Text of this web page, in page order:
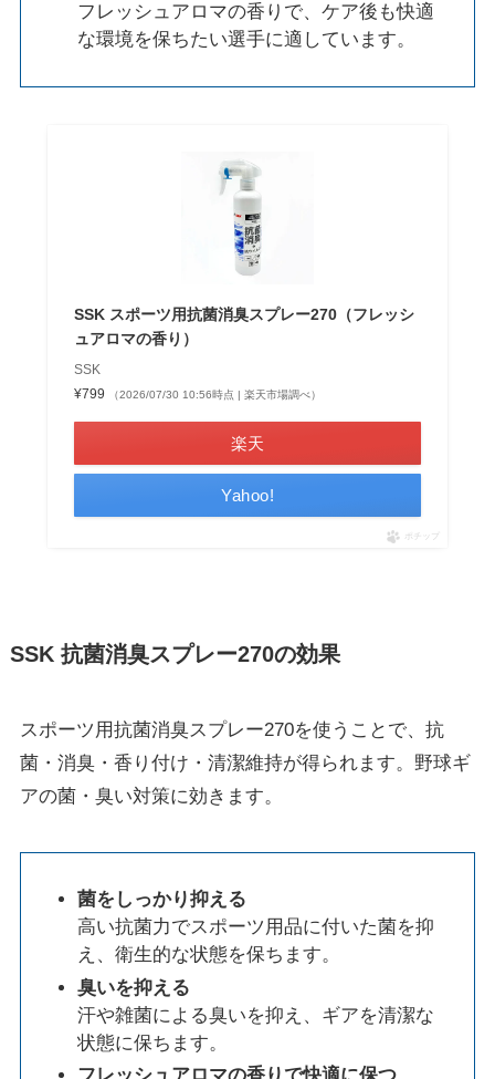
フレッシュアロマの香りで、ケア後も快適
な環境を保ちたい選手に適しています。
SSK スポーツ用抗菌消臭スプレー270（フレッシ
ュアロマの香り）
SSK
¥799
（2026/07/30 10:56時点 | 楽天市場調べ）
楽天
Yahoo!
ポチップ
SSK 抗菌消臭スプレー270の効果
スポーツ用抗菌消臭スプレー270を使うことで、抗
菌・消臭・香り付け・清潔維持が得られます。野球ギ
アの菌・臭い対策に効きます。
菌をしっかり抑える
高い抗菌力でスポーツ用品に付いた菌を抑
え、衛生的な状態を保ちます。
臭いを抑える
汗や雑菌による臭いを抑え、ギアを清潔な
状態に保ちます。